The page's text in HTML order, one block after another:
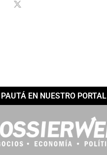
EN NUESTRO PORTAL